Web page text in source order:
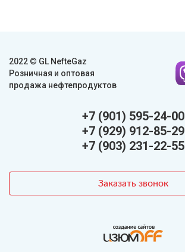
2022 © GL NefteGaz
Розничная и оптовая
продажа нефтепродуктов
+7 (901) 595-24-00
+7 (929) 912-85-29
+7 (903) 231-22-55
Заказать звонок